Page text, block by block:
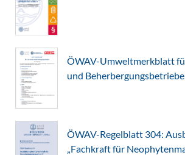
ÖWAV-Umweltmerkblatt
und Beherbergungsbetriebe
ÖWAV-Regelblatt 304:
„Fachkraft für